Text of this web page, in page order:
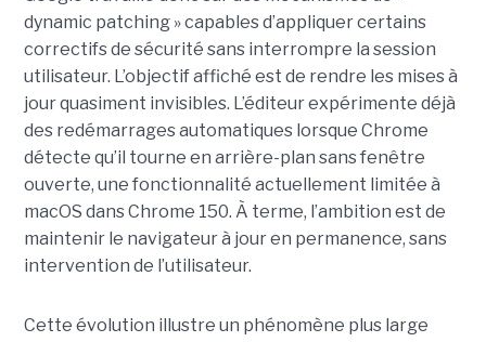
dynamic patching » capables d’appliquer certains
correctifs de sécurité sans interrompre la session
utilisateur. L’objectif affiché est de rendre les mises à
jour quasiment invisibles. L’éditeur expérimente déjà
des redémarrages automatiques lorsque Chrome
détecte qu’il tourne en arrière-plan sans fenêtre
ouverte, une fonctionnalité actuellement limitée à
macOS dans Chrome 150. À terme, l’ambition est de
maintenir le navigateur à jour en permanence, sans
intervention de l’utilisateur.
Cette évolution illustre un phénomène plus large